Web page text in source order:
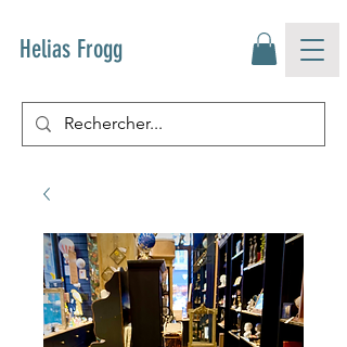
Helias Frogg